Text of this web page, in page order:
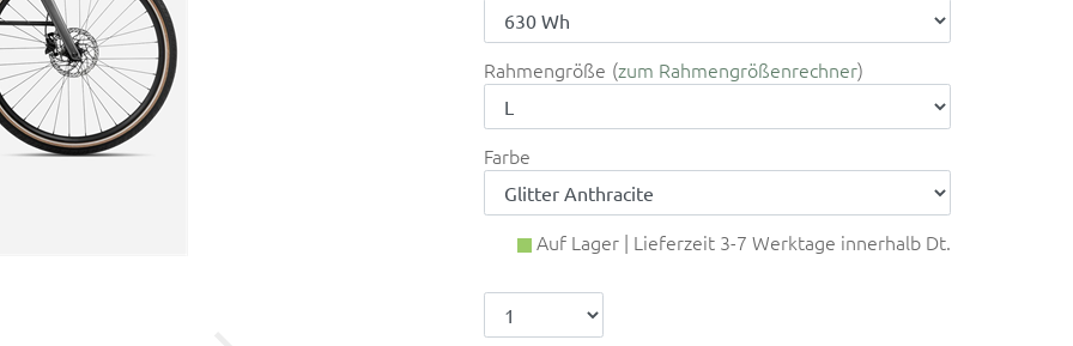
Rahmengröße zum Rahmengrößenrechner
Farbe
Auf Lager | Lieferzeit 3-7 Werktage innerhalb Dt.